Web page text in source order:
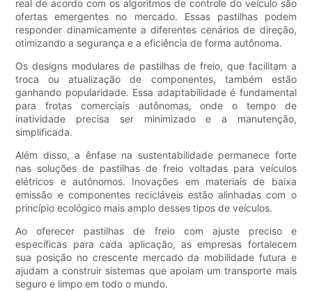
real de acordo com os algoritmos de controle do veículo são
ofertas emergentes no mercado. Essas pastilhas podem
responder dinamicamente a diferentes cenários de direção,
otimizando a segurança e a eficiência de forma autônoma.
Os designs modulares de pastilhas de freio, que facilitam a
troca ou atualização de componentes, também estão
ganhando popularidade. Essa adaptabilidade é fundamental
para frotas comerciais autônomas, onde o tempo de
inatividade precisa ser minimizado e a manutenção,
simplificada.
Além disso, a ênfase na sustentabilidade permanece forte
nas soluções de pastilhas de freio voltadas para veículos
elétricos e autônomos. Inovações em materiais de baixa
emissão e componentes recicláveis ​​estão alinhadas com o
princípio ecológico mais amplo desses tipos de veículos.
Ao oferecer pastilhas de freio com ajuste preciso e
específicas para cada aplicação, as empresas fortalecem
sua posição no crescente mercado da mobilidade futura e
ajudam a construir sistemas que apoiam um transporte mais
seguro e limpo em todo o mundo.